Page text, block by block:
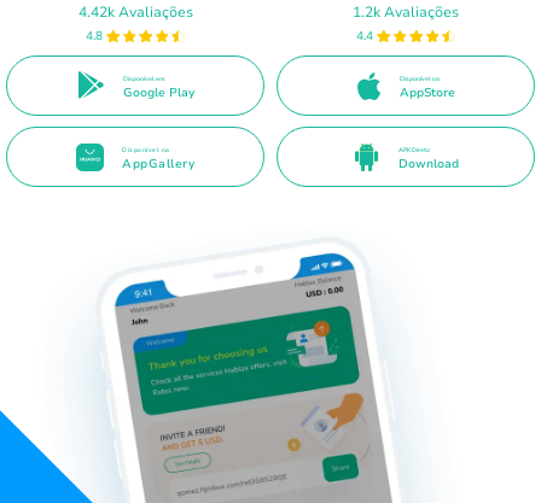
4.42k Avaliações
4.8
Disponível em
Google Play
1.2k Avaliações
4.4
Disponível na
AppStore
Disponível na
AppGallery
APK Direto
Download